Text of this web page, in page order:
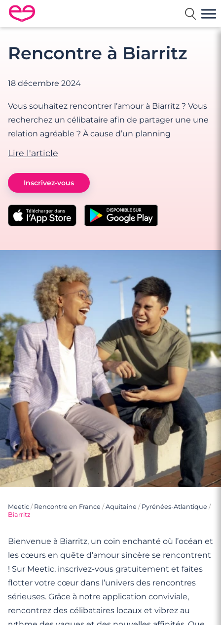
Rencontre en France avec Meetic
Rencontre à Biarritz
18 décembre 2024
Vous souhaitez rencontrer l’amour à Biarritz ? Vous
recherchez un célibataire afin de partager une une
relation agréable ? À cause d’un planning
Lire l'article
Inscrivez-vous
Meetic / Rencontre en France /Aquitaine / Pyrénées-Atlantique /
Biarritz
Bienvenue à Biarritz, un coin enchanté où l’océan et
les cœurs en quête d’amour sincère se rencontrent
! Sur Meetic, inscrivez-vous gratuitement et faites
flotter votre cœur dans l’univers des rencontres
sérieuses. Grâce à notre application conviviale,
rencontrez des célibataires locaux et vibrez au